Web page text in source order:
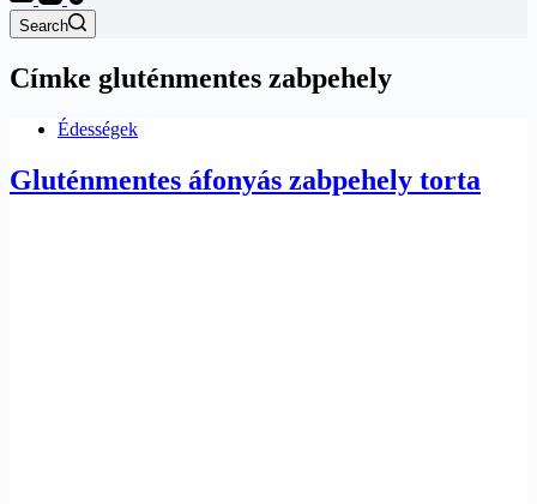
Search
Címke gluténmentes zabpehely
Édességek
Gluténmentes áfonyás zabpehely torta